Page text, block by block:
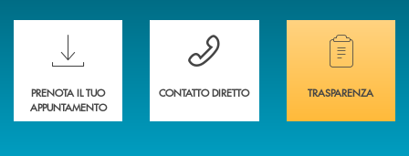
Scopri le funzionalità della nuova PRENOTA BANCA
PRENOTA IL TUO
APPUNTAMENTO
Hai bisogno di assistenza immediata?
CONTATTO DIRETTO
Hai bisogno di
TRASPARENZA